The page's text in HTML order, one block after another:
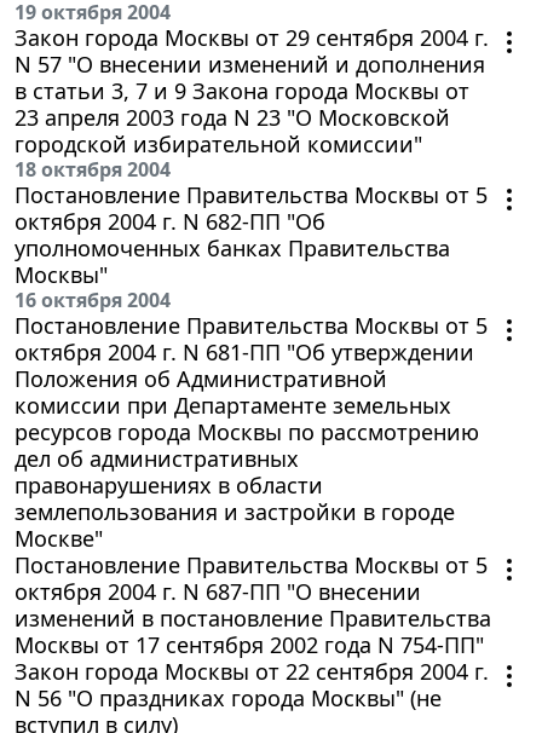
19 октября 2004
Закон города Москвы от 29 сентября 2004 г.
N 57 "О внесении изменений и дополнения
в статьи 3, 7 и 9 Закона города Москвы от
23 апреля 2003 года N 23 "О Московской
городской избирательной комиссии"
18 октября 2004
Постановление Правительства Москвы от 5
октября 2004 г. N 682-ПП "Об
уполномоченных банках Правительства
Москвы"
16 октября 2004
Постановление Правительства Москвы от 5
октября 2004 г. N 681-ПП "Об утверждении
Положения об Административной
комиссии при Департаменте земельных
ресурсов города Москвы по рассмотрению
дел об административных
правонарушениях в области
землепользования и застройки в городе
Москве"
Постановление Правительства Москвы от 5
октября 2004 г. N 687-ПП "О внесении
изменений в постановление Правительства
Москвы от 17 сентября 2002 года N 754-ПП"
Закон города Москвы от 22 сентября 2004 г.
N 56 "О праздниках города Москвы" (не
вступил в силу)